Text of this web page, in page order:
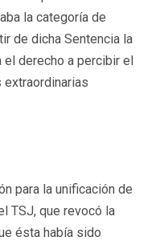
la categoría de
de dicha Sentencia la
el derecho a percibir el
para la unificación de
TSJ, que revocó la
ésta había sido